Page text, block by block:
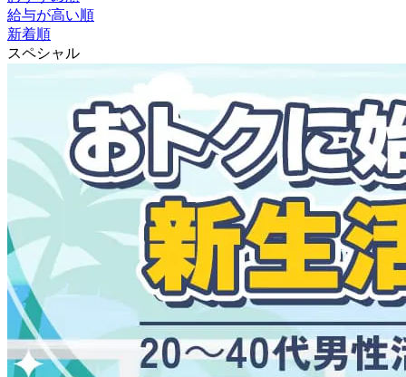
給与が高い順
新着順
スペシャル